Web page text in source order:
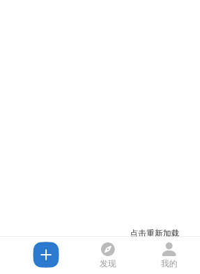
点击重新加载
发现 我的